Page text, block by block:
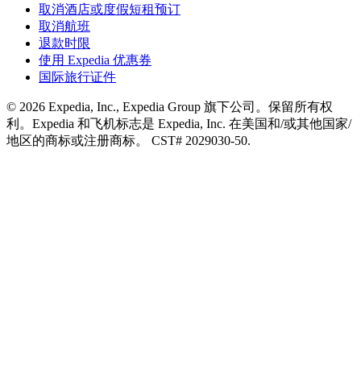
取消酒店或度假短租预订
取消航班
退款时限
使用 Expedia 优惠券
国际旅行证件
© 2026 Expedia, Inc., Expedia Group 旗下公司。保留所有权
利。Expedia 和飞机标志是 Expedia, Inc. 在美国和/或其他国家/
地区的商标或注册商标。 CST# 2029030-50.